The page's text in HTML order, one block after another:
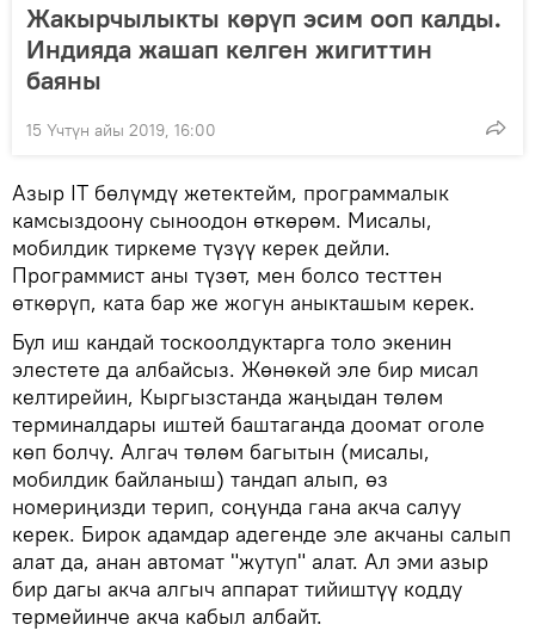
Жакырчылыкты көрүп эсим ооп калды.
Индияда жашап келген жигиттин
баяны
15 Үчтүн айы 2019, 16:00
Азыр IT бөлүмдү жетектейм, программалык
камсыздоону сыноодон өткөрөм. Мисалы,
мобилдик тиркеме түзүү керек дейли.
Программист аны түзөт, мен болсо тесттен
өткөрүп, ката бар же жогун аныкташым керек.
Бул иш кандай тоскоолдуктарга толо экенин
элестете да албайсыз. Жөнөкөй эле бир мисал
келтирейин, Кыргызстанда жаңыдан төлөм
терминалдары иштей баштаганда доомат оголе
көп болчу. Алгач төлөм багытын (мисалы,
мобилдик байланыш) тандап алып, өз
номериңизди терип, соңунда гана акча салуу
керек. Бирок адамдар адегенде эле акчаны салып
алат да, анан автомат "жутуп" алат. Ал эми азыр
бир дагы акча алгыч аппарат тийиштүү кодду
термейинче акча кабыл албайт.